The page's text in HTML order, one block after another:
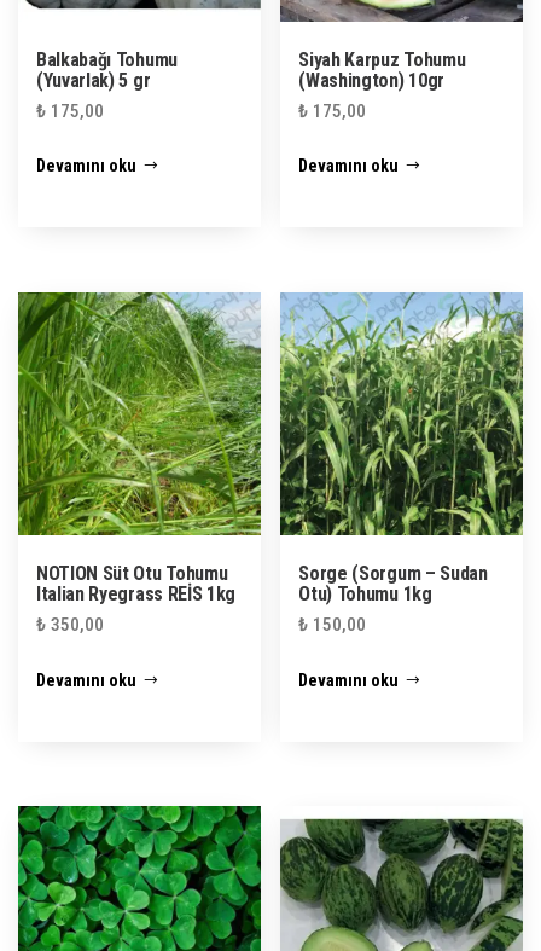
Balkabağı Tohumu
(Yuvarlak) 5 gr
₺ 175,00
Devamını oku
Siyah Karpuz Tohumu
(Washington) 10gr
₺ 175,00
Devamını oku
NOTION Süt Otu Tohumu
Italian Ryegrass REİS 1kg
₺ 350,00
Devamını oku
Sorge (Sorgum – Sudan
Otu) Tohumu 1kg
₺ 150,00
Devamını oku